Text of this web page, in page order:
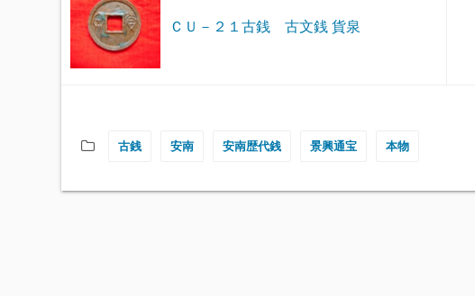
ＣＵ－２１古銭 古文銭 貨泉
古銭 安南 安南歴代銭 景興通宝 本物